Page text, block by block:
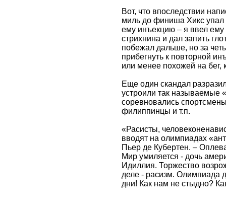
Вот, что впоследствии
миль до финиша Хикс упал
ему инъекцию – я ввел
стрихнина и дал запить
побежал дальше, но за
прибегнуть к повторной
или менее похожей на бег,
Еще один скандал
устроили так называемые
соревновались
филиппинцы и т.п.
«Расисты,
вводят на олимпиадах
Пьер де Кубертен. –
Мир умиляется - дочь
Идиллия. Торжество
деле - расизм. Олимпиада
дни! Как нам не стыдно?